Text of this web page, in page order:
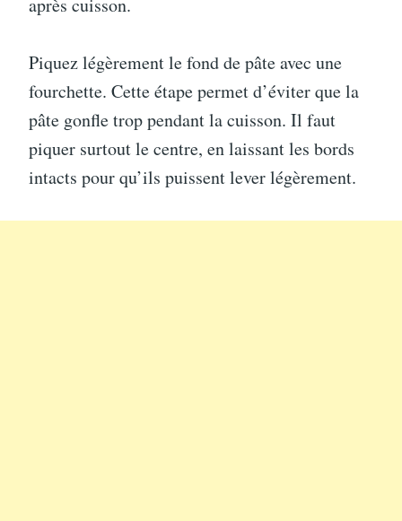
après cuisson.
Piquez légèrement le fond de pâte avec une
fourchette. Cette étape permet d’éviter que la
pâte gonfle trop pendant la cuisson. Il faut
piquer surtout le centre, en laissant les bords
intacts pour qu’ils puissent lever légèrement.